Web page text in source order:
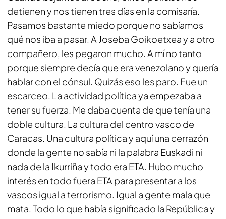
detienen y nos tienen tres días en la comisaría.
Pasamos bastante miedo porque no sabíamos
qué nos iba a pasar. A Joseba Goikoetxea y a otro
compañero, les pegaron mucho. A mí no tanto
porque siempre decía que era venezolano y quería
hablar con el cónsul. Quizás eso les paro. Fue un
escarceo. La actividad política ya empezaba a
tener su fuerza. Me daba cuenta de que tenía una
doble cultura. La cultura del centro vasco de
Caracas. Una cultura política y aquí una cerrazón
donde la gente no sabía ni la palabra Euskadi ni
nada de la Ikurriña y todo era ETA. Hubo mucho
interés en todo fuera ETA para presentar a los
vascos igual a terrorismo. Igual a gente mala que
mata. Todo lo que había significado la República y